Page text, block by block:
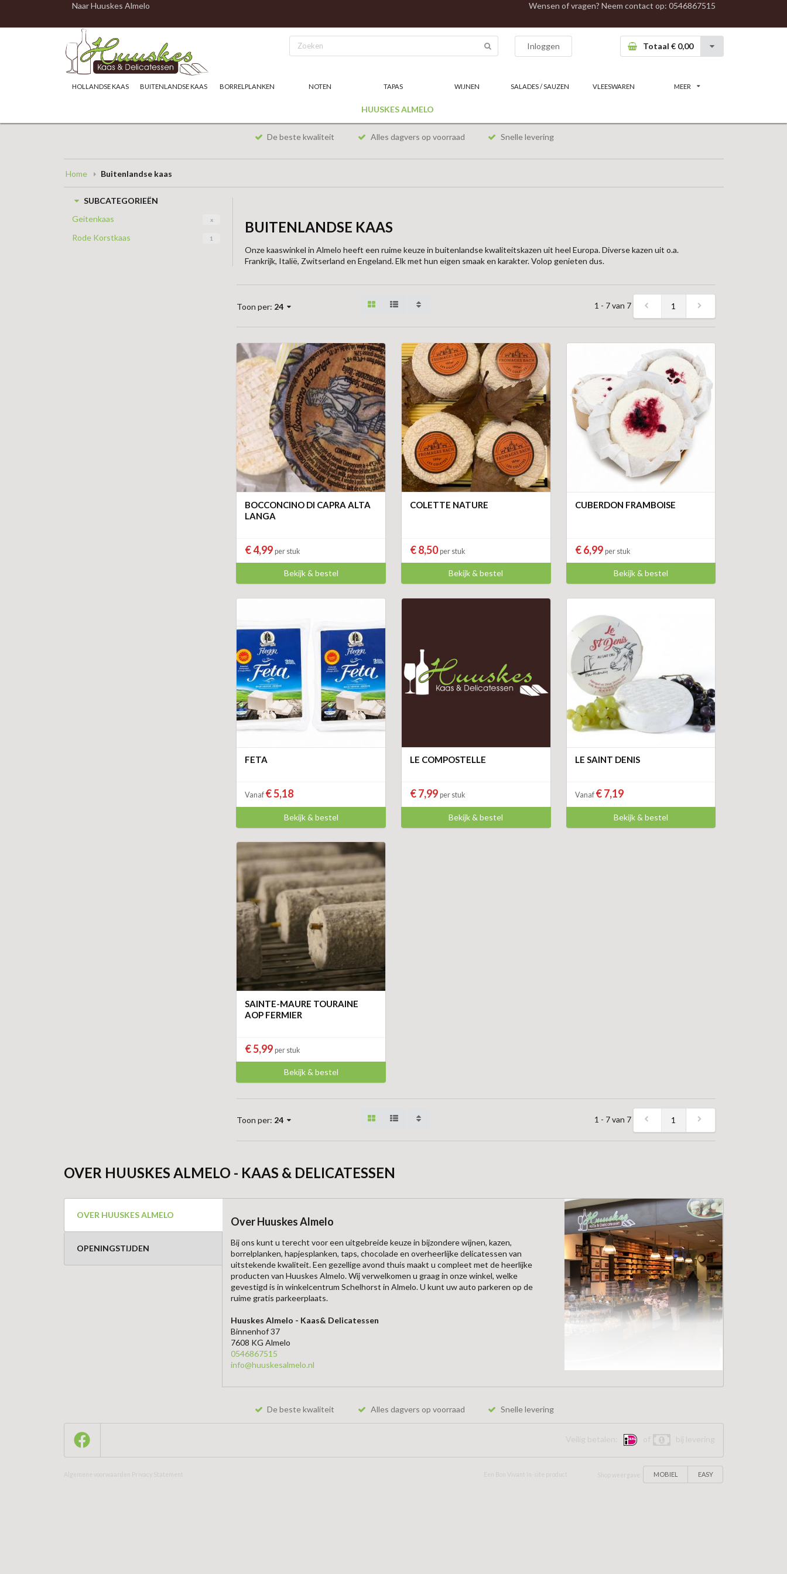
Naar Huuskes Almelo Wensen of vragen? Neem contact op: 0546867515
Inloggen Totaal € 0,00
HOLLANDSE KAAS BUITENLANDSE KAAS BORRELPLANKEN NOTEN TAPAS WIJNEN SALADES / SAUZEN VLEESWAREN MEER
HUUSKES ALMELO
De beste kwaliteit Alles dagvers op voorraad Snelle levering
Home Buitenlandse kaas
SUBCATEGORIEËN
Geitenkaas
x
Rode Korstkaas 1
BUITENLANDSE KAAS
Onze kaaswinkel in Almelo heeft een ruime keuze in buitenlandse kwaliteitskazen uit heel Europa. Diverse kazen uit o.a.
Frankrijk, Italië, Zwitserland en Engeland. Elk met hun eigen smaak en karakter. Volop genieten dus.
Toon per: 24 1 - 7 van 7 1
BOCCONCINO DI CAPRA ALTA
LANGA
€ 4,99per stuk
Bekijk & bestel
COLETTE NATURE
€ 8,50per stuk
Bekijk & bestel
CUBERDON FRAMBOISE
€ 6,99 per stuk
Bekijk & bestel
FETA
Vanaf € 5,18
Bekijk & bestel
LE COMPOSTELLE
€ 7,99 per stuk
Bekijk & bestel
LE SAINT DENIS
Vanaf € 7,19
Bekijk & bestel
SAINTE-MAURE TOURAINE
AOP FERMIER
€ 5,99per stuk
Bekijk & bestel
Toon per: 24 1 - 7 van 7 1
OVER HUUSKES ALMELO - KAAS & DELICATESSEN
OVER HUUSKES ALMELO
OPENINGSTIJDEN
Over Huuskes Almelo
Bij ons kunt u terecht voor een uitgebreide keuze in bijzondere wijnen, kazen,
borrelplanken, hapjesplanken, taps, chocolade en overheerlijke delicatessen van
uitstekende kwaliteit. Een gezellige avond thuis maakt u compleet met de heerlijke
producten van Huuskes Almelo. Wij verwelkomen u graag in onze winkel, welke
gevestigd is in winkelcentrum Schelhorst in Almelo. U kunt uw auto parkeren op de
ruime gratis parkeerplaats.
Huuskes Almelo - Kaas& Delicatessen
Binnenhof 37
7608 KG Almelo
0546867515
info@huuskesalmelo.nl
De beste kwaliteit Alles dagvers op voorraad Snelle levering
Veilig betalen: of bij levering
Algemene voorwaarden Privacy Statement Een Bon Vivant In-site product Shop weergave: MOBIEL EASY